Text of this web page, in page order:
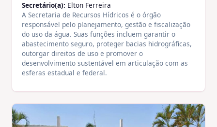
Secretário(a): Elton Ferreira
A Secretaria de Recursos Hídricos é o órgão
responsável pelo planejamento, gestão e fiscalização
do uso da água. Suas funções incluem garantir o
abastecimento seguro, proteger bacias hidrográficas,
outorgar direitos de uso e promover o
desenvolvimento sustentável em articulação com as
esferas estadual e federal.